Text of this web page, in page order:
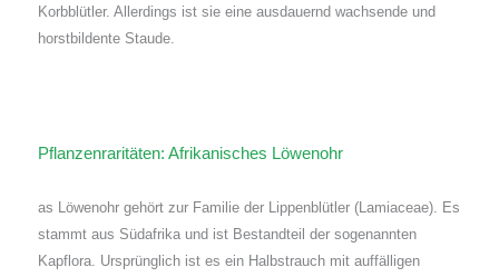
Korbblütler. Allerdings ist sie eine ausdauernd wachsende und
horstbildente Staude.
Pflanzenraritäten: Afrikanisches Löwenohr
as Löwenohr gehört zur Familie der Lippenblütler (Lamiaceae). Es
stammt aus Südafrika und ist Bestandteil der sogenannten
Kapflora. Ursprünglich ist es ein Halbstrauch mit auffälligen